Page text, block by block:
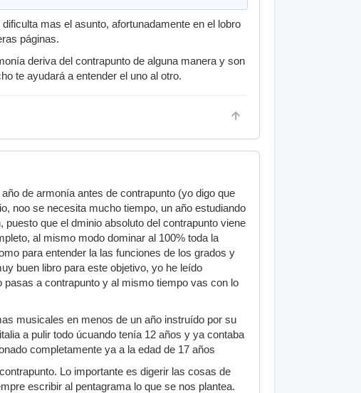
mas el asunto, afortunadamente en el lobro
páginas.
deriva del contrapunto de alguna manera y son
te ayudará a entender el uno al otro.
de armonía antes de contrapunto (yo digo que
noo se necesita mucho tiempo, un año estudiando
que el dminio absoluto del contrapunto viene
al mismo modo dominar al 100% toda la
para entender la las funciones de los grados y
buen libro para este objetivo, yo he leído
a contrapunto y al mismo tiempo vas con lo
musicales en menos de un año instruído por su
a pulir todo úcuando tenía 12 años y ya contaba
completamente ya a la edad de 17 años
Lo importante es digerir las cosas de
escribir al pentagrama lo que se nos plantea.